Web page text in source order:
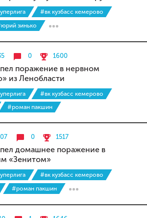
#вк кузбасс кемерово
зинько
0 1600
поражение в нервном
из Ленобласти
#вк кузбасс кемерово
#роман пакшин
0 1517
домашнее поражение в
«Зенитом»
#вк кузбасс кемерово
#роман пакшин